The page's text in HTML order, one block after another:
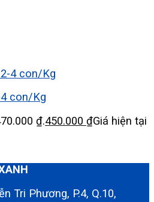
con/Kg
₫.450.000 ₫Giá hiện tại
Tri Phương, P.4, Q.10,